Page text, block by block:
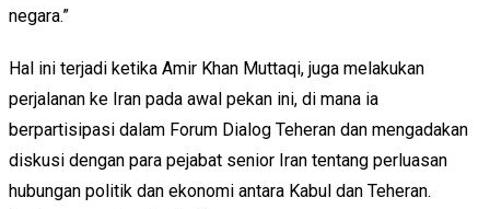
negara.”
Hal ini terjadi ketika Amir Khan Muttaqi, juga melakukan
perjalanan ke Iran pada awal pekan ini, di mana ia
berpartisipasi dalam Forum Dialog Teheran dan mengadakan
diskusi dengan para pejabat senior Iran tentang perluasan
hubungan politik dan ekonomi antara Kabul dan Teheran.